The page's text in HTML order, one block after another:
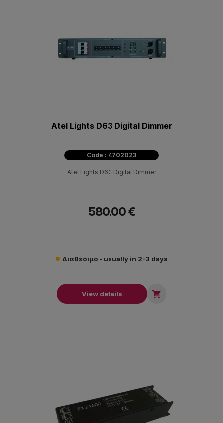
Atel Lights D63 Digital Dimmer
Code : 4702023
Atel Lights D63 Digital Dimmer
580.00 €
Διαθέσιμο - usually in 2-3 days
View details 